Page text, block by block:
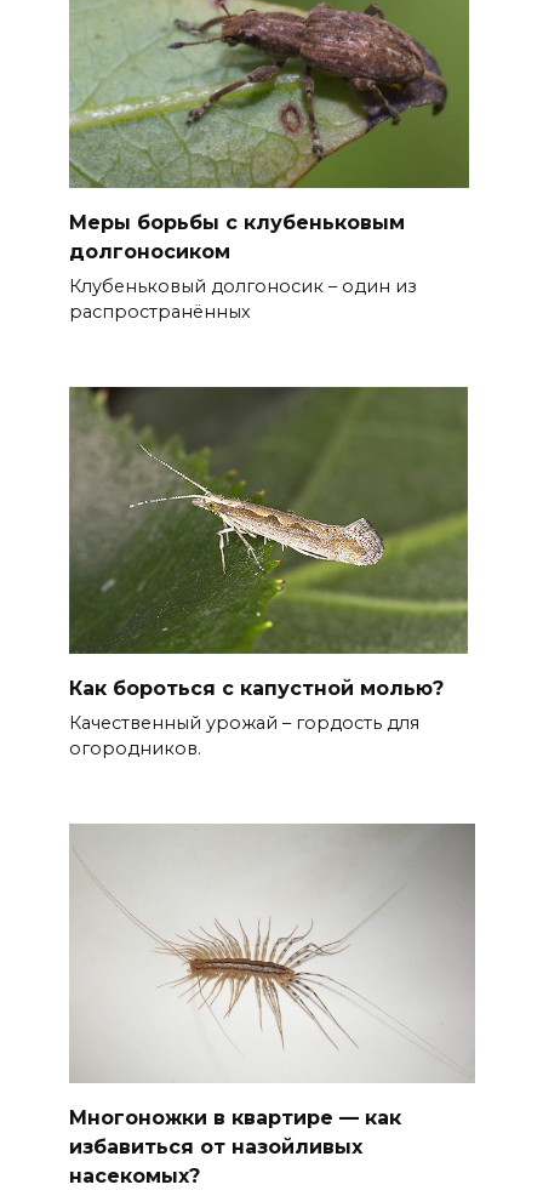
Меры борьбы с клубеньковым
долгоносиком
Клубеньковый долгоносик – один из
распространённых
Как бороться с капустной молью?
Качественный урожай – гордость для
огородников.
Многоножки в квартире — как
избавиться от назойливых
насекомых?